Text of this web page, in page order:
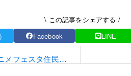
\ この記事をシェアする /
Facebook LINE
メフェスタ住民説